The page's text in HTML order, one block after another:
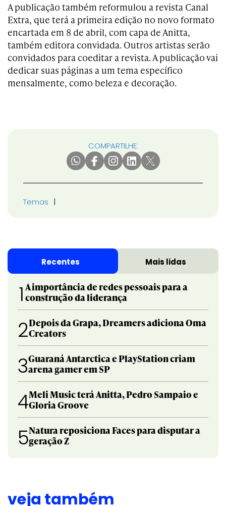
A publicação também reformulou a revista Canal
Extra, que terá a primeira edição no novo formato
encartada em 8 de abril, com capa de Anitta,
também editora convidada. Outros artistas serão
convidados para coeditar a revista. A publicação vai
dedicar suas páginas a um tema específico
mensalmente, como beleza e decoração.
COMPARTILHE:
Temas
Recentes Mais lidas
1 A importância de redes pessoais para a
construção da liderança
2Depois da Grapa, Dreamers adiciona Oma
Creators
3Guaraná Antarctica e PlayStation criam
arena gamer em SP
4Meli Music terá Anitta, Pedro Sampaio e
Gloria Groove
5Natura reposiciona Faces para disputar a
geração Z
veja também